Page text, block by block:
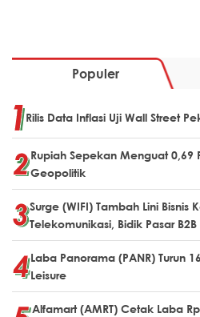
Populer
Rilis Data Inflasi Uji Wall Street
Rupiah Sepekan Menguat 0,69
Geopolitik
Surge (WIFI) Tambah Lini Bisnis
Telekomunikasi, Bidik Pasar B2B
Laba Panorama (PANR) Turun
Leisure
Alfamart (AMRT) Cetak Laba